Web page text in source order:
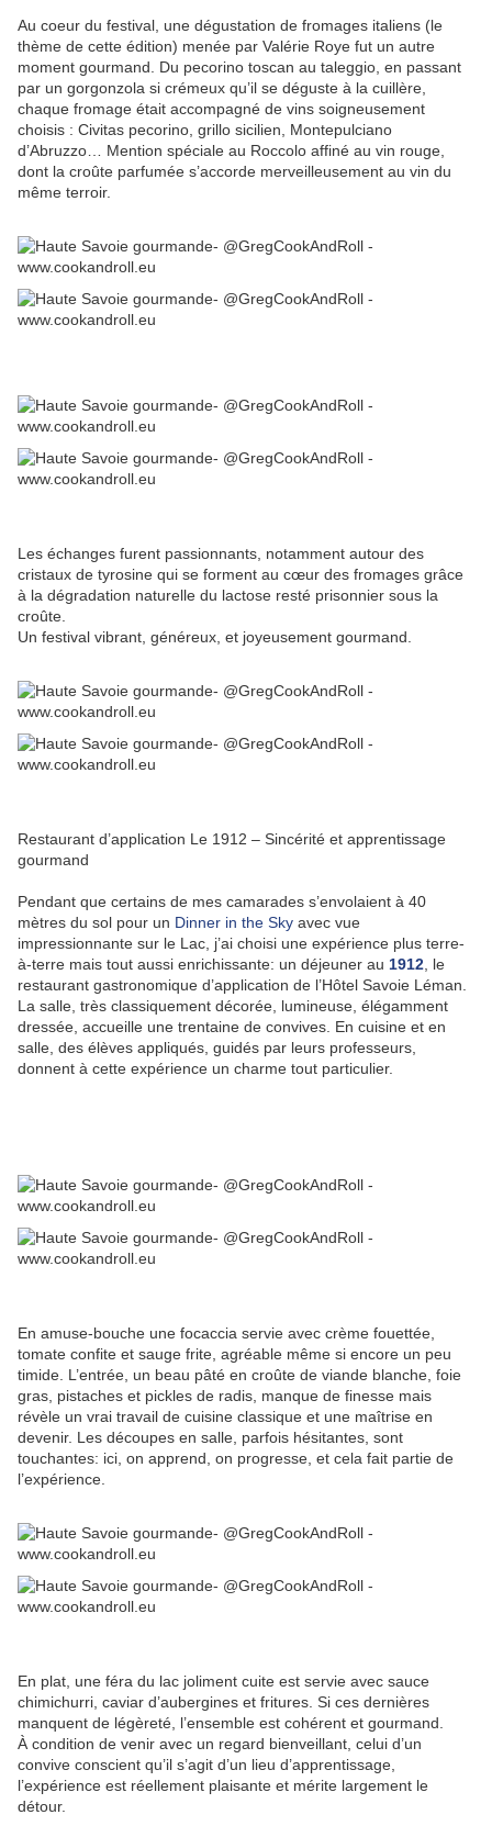
Au coeur du festival, une dégustation de fromages italiens (le
thème de cette édition) menée par Valérie Roye fut un autre
moment gourmand. Du pecorino toscan au taleggio, en passant
par un gorgonzola si crémeux qu’il se déguste à la cuillère,
chaque fromage était accompagné de vins soigneusement
choisis : Civitas pecorino, grillo sicilien, Montepulciano
d’Abruzzo… Mention spéciale au Roccolo affiné au vin rouge,
dont la croûte parfumée s’accorde merveilleusement au vin du
même terroir.
Les échanges furent passionnants, notamment autour des
cristaux de tyrosine qui se forment au cœur des fromages grâce
à la dégradation naturelle du lactose resté prisonnier sous la
croûte.
Un festival vibrant, généreux, et joyeusement gourmand.
Restaurant d’application Le 1912 – Sincérité et apprentissage
gourmand
Pendant que certains de mes camarades s’envolaient à 40
mètres du sol pour un Dinner in the Sky avec vue
impressionnante sur le Lac, j’ai choisi une expérience plus terre-
à-terre mais tout aussi enrichissante: un déjeuner au 1912 , le
restaurant gastronomique d’application de l’Hôtel Savoie Léman.
La salle, très classiquement décorée, lumineuse, élégamment
dressée, accueille une trentaine de convives. En cuisine et en
salle, des élèves appliqués, guidés par leurs professeurs,
donnent à cette expérience un charme tout particulier.
En amuse-bouche une focaccia servie avec crème fouettée,
tomate confite et sauge frite, agréable même si encore un peu
timide. L’entrée, un beau pâté en croûte de viande blanche, foie
gras, pistaches et pickles de radis, manque de finesse mais
révèle un vrai travail de cuisine classique et une maîtrise en
devenir. Les découpes en salle, parfois hésitantes, sont
touchantes: ici, on apprend, on progresse, et cela fait partie de
l’expérience.
En plat, une féra du lac joliment cuite est servie avec sauce
chimichurri, caviar d’aubergines et fritures. Si ces dernières
manquent de légèreté, l’ensemble est cohérent et gourmand.
À condition de venir avec un regard bienveillant, celui d’un
convive conscient qu’il s’agit d’un lieu d’apprentissage,
l’expérience est réellement plaisante et mérite largement le
détour.